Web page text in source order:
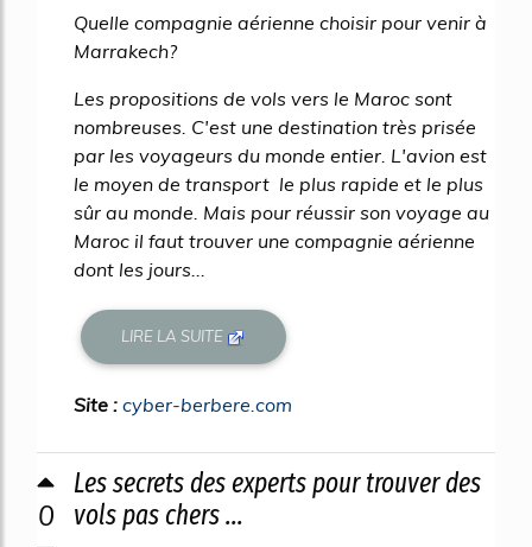
Quelle compagnie aérienne choisir pour venir à
Marrakech?
Les propositions de vols vers le Maroc sont
nombreuses. C'est une destination très prisée
par les voyageurs du monde entier. L'avion est
le moyen de transport le plus rapide et le plus
sûr au monde. Mais pour réussir son voyage au
Maroc il faut trouver une compagnie aérienne
dont les jours...
LIRE LA SUITE
Site : cyber-berbere.com
0
Les secrets des experts pour trouver des
vols pas chers ...